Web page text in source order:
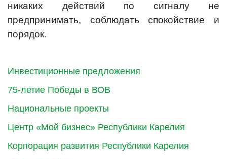
Инвестиционные предложения
75-летие Победы в ВОВ
Национальные проекты
Центр «Мой бизнес» Республики Карелия
Корпорация развития Республики Карелия
никаких действий по сигналу не
предпринимать, соблюдать спокойствие и
порядок.